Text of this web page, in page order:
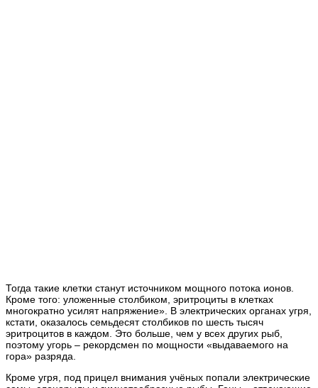
Тогда такие клетки станут источником мощного потока ионов.
Кроме того: уложенные столбиком, эритроциты в клетках
многократно усилят напряжение». В электрических органах угря,
кстати, оказалось семьдесят столбиков по шесть тысяч
эритроцитов в каждом. Это больше, чем у всех других рыб,
поэтому угорь – рекордсмен по мощности «выдаваемого на
гора» разряда.
Кроме угря, под прицел внимания учёных попали электрические